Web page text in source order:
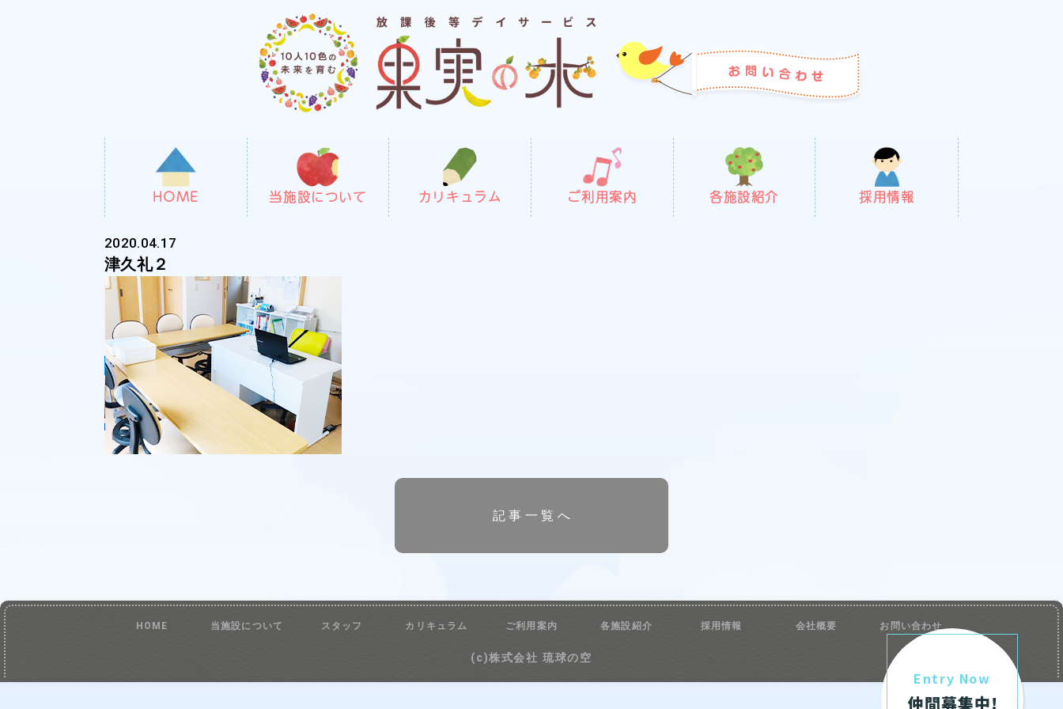
HOME 当施設について カリキュラム ご利用案内 各施設紹介 採用情報
2020.04.17
津久礼２
記事一覧へ
Entry Now
仲間募集中!
HOME 当施設について スタッフ カリキュラム ご利用案内 各施設紹介 採用情報 会社概要 お問い合わせ
(c)株式会社 琉球の空